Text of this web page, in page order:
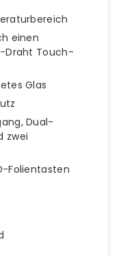
einen
Draht Touch-
Glas
Dual-
zwei
Folientasten